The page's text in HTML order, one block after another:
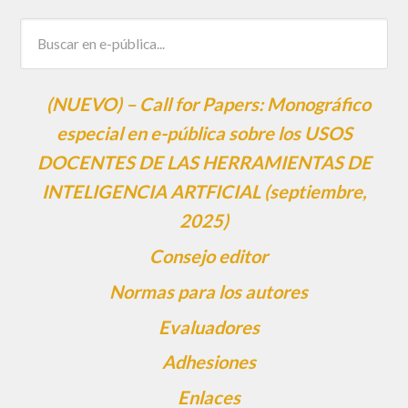
(NUEVO) – Call for Papers: Monográfico
especial en e-pública sobre los USOS
DOCENTES DE LAS HERRAMIENTAS DE
INTELIGENCIA ARTFICIAL (septiembre,
2025)
Consejo editor
Normas para los autores
Evaluadores
Adhesiones
Enlaces